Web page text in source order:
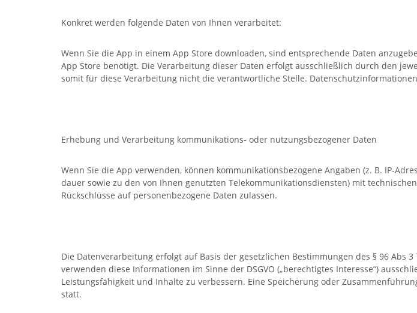
Konkret werden folgende Daten von Ihnen verarbeitet:
Wenn Sie die App in einem App Store downloaden, sind entsprechende Daten
App Store benötigt. Die Verarbeitung dieser Daten erfolgt ausschließlich durch den
somit für diese Verarbeitung nicht die verantwortliche Stelle.
Erhebung und Verarbeitung kommunikations- oder nutzungsbezogener Daten
Wenn Sie die App verwenden, können kommunikationsbezogene Angaben (z. B. IP-
dauer sowie zu den von Ihnen genutzten Telekommunikationsdiensten) mit
Rückschlüsse auf personenbezogene Daten zulassen.
Die Datenverarbeitung erfolgt auf Basis der gesetzlichen Bestimmungen des § 96 Abs
verwenden diese Informationen im Sinne der DSGVO („berechtigtes Interesse“)
Leistungsfähigkeit und Inhalte zu verbessern. Eine Speicherung oder
statt.